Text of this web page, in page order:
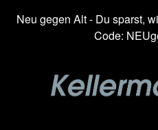
springen
Neu gegen Alt - Du sparst,
Code: